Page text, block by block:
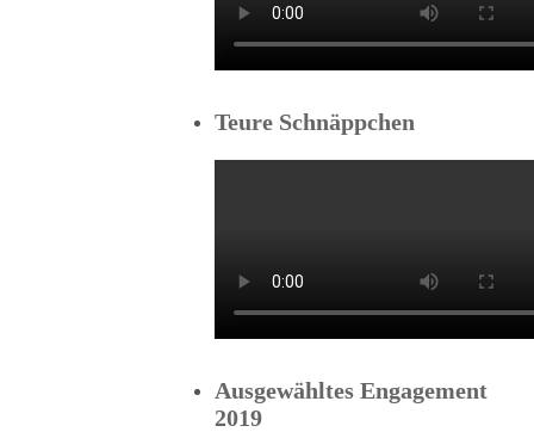
Teure Schnäppchen
Ausgewähltes Engagement
2019